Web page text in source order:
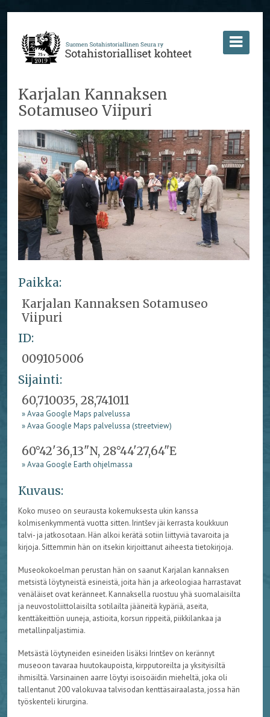
Karjalan Kannaksen
Sotamuseo Viipuri
Paikka:
Karjalan Kannaksen Sotamuseo
Viipuri
ID:
009105006
Sijainti:
60,710035, 28,741011
» Avaa Google Maps palvelussa
» Avaa Google Maps palvelussa (streetview)
60°42'36,13"N, 28°44'27,64"E
» Avaa Google Earth ohjelmassa
Kuvaus:
Koko museo on seurausta kokemuksesta ukin kanssa
kolmisenkymmentä vuotta sitten. Irintšev jäi kerrasta koukkuun
talvi- ja jatkosotaan. Hän alkoi kerätä sotiin liittyviä tavaroita ja
kirjoja. Sittemmin hän on itsekin kirjoittanut aiheesta tietokirjoja.
Museokokoelman perustan hän on saanut Karjalan kannaksen
metsistä löytyneistä esineistä, joita hän ja arkeologiaa harrastavat
venäläiset ovat keränneet. Kannaksella ruostuu yhä suomalaisilta
ja neuvostoliittolaisilta sotilailta jääneitä kypäriä, aseita,
kenttäkeittiön uuneja, astioita, korsun rippeitä, piikkilankaa ja
metallinpaljastimia.
Metsästä löytyneiden esineiden lisäksi Irintšev on kerännyt
museoon tavaraa huutokaupoista, kirpputoreilta ja yksityisiltä
ihmisiltä. Varsinainen aarre löytyi isoisoäidin mieheltä, joka oli
tallentanut 200 valokuvaa talvisodan kenttäsairaalasta, jossa hän
työskenteli kirurgina.